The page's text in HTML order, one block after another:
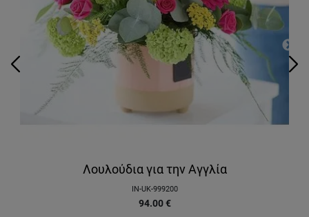
Λουλούδια για την Αγγλία
IN-UK-999200
94.00 €